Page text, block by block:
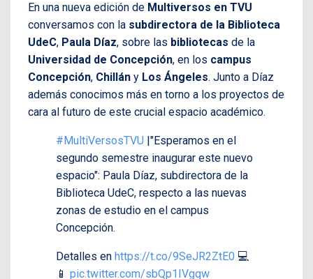
En una nueva edición de Multiversos en TVU
conversamos con la subdirectora de la Biblioteca
UdeC, Paula Díaz, sobre las bibliotecas de la
Universidad de Concepción, en los campus
Concepción, Chillán y Los Ángeles. Junto a Díaz
además conocimos más en torno a los proyectos de
cara al futuro de este crucial espacio académico.
#MultiVersosTVU |"Esperamos en el
segundo semestre inaugurar este nuevo
espacio": Paula Díaz, subdirectora de la
Biblioteca UdeC, respecto a las nuevas
zonas de estudio en el campus
Concepción.
Detalles en https://t.co/9SeJR2ZtE0 💻
📱 pic.twitter.com/sbQp1IVgqw